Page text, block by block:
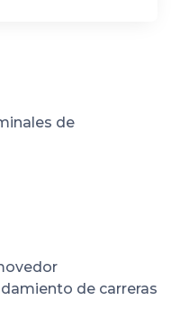
de
de carreras